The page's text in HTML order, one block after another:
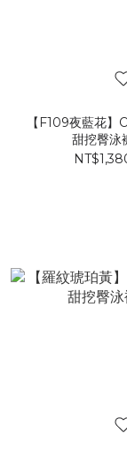
【F109夜藍花
甜挖臀泳